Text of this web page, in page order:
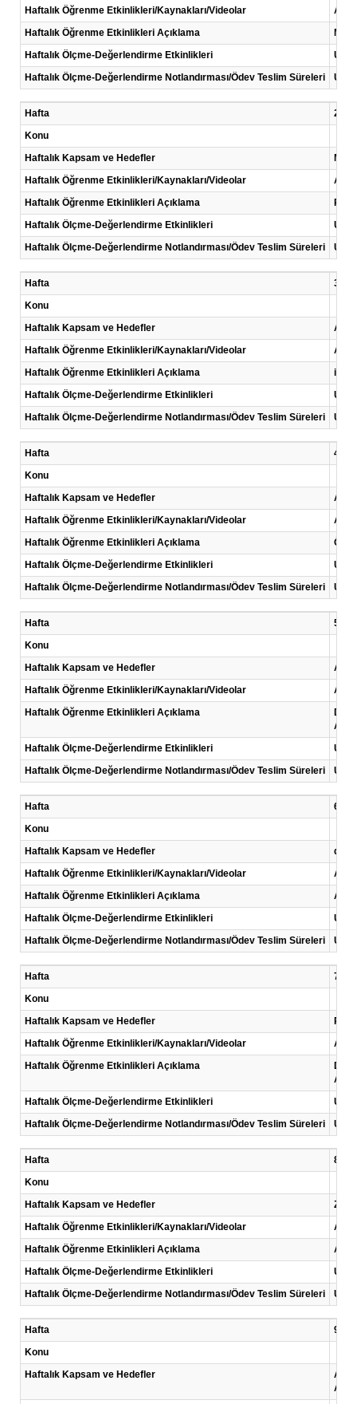
Haftalık Öğrenme Etkinlikleri/Kaynakları/Videolar
Haftalık Öğrenme Etkinlikleri Açıklama
Haftalık Ölçme-Değerlendirme Etkinlikleri
Haftalık Ölçme-Değerlendirme Notlandırması/Ödev Teslim Süreleri
Hafta
2
Konu
Haftalık Kapsam ve Hedefler
Haftalık Öğrenme Etkinlikleri/Kaynakları/Videolar
Haftalık Öğrenme Etkinlikleri Açıklama
PIC
Haftalık Ölçme-Değerlendirme Etkinlikleri
Haftalık Ölçme-Değerlendirme Notlandırması/Ödev Teslim Süreleri
Hafta
3
Konu
Haftalık Kapsam ve Hedefler
Haftalık Öğrenme Etkinlikleri/Kaynakları/Videolar
Haftalık Öğrenme Etkinlikleri Açıklama
iç ve
Haftalık Ölçme-Değerlendirme Etkinlikleri
Haftalık Ölçme-Değerlendirme Notlandırması/Ödev Teslim Süreleri
Hafta
4
Konu
Haftalık Kapsam ve Hedefler
Haftalık Öğrenme Etkinlikleri/Kaynakları/Videolar
Haftalık Öğrenme Etkinlikleri Açıklama
Özel
Haftalık Ölçme-Değerlendirme Etkinlikleri
Haftalık Ölçme-Değerlendirme Notlandırması/Ödev Teslim Süreleri
Hafta
5
Konu
Haftalık Kapsam ve Hedefler
Haftalık Öğrenme Etkinlikleri/Kaynakları/Videolar
Haftalık Öğrenme Etkinlikleri Açıklama
Haftalık Ölçme-Değerlendirme Etkinlikleri
Haftalık Ölçme-Değerlendirme Notlandırması/Ödev Teslim Süreleri
Hafta
6
Konu
Haftalık Kapsam ve Hedefler
Haftalık Öğrenme Etkinlikleri/Kaynakları/Videolar
Haftalık Öğrenme Etkinlikleri Açıklama
Haftalık Ölçme-Değerlendirme Etkinlikleri
Haftalık Ölçme-Değerlendirme Notlandırması/Ödev Teslim Süreleri
Hafta
7
Konu
Haftalık Kapsam ve Hedefler
Haftalık Öğrenme Etkinlikleri/Kaynakları/Videolar
Haftalık Öğrenme Etkinlikleri Açıklama
Haftalık Ölçme-Değerlendirme Etkinlikleri
Haftalık Ölçme-Değerlendirme Notlandırması/Ödev Teslim Süreleri
Hafta
8
Konu
Haftalık Kapsam ve Hedefler
Haftalık Öğrenme Etkinlikleri/Kaynakları/Videolar
Haftalık Öğrenme Etkinlikleri Açıklama
Haftalık Ölçme-Değerlendirme Etkinlikleri
Haftalık Ölçme-Değerlendirme Notlandırması/Ödev Teslim Süreleri
Hafta
9
Konu
Haftalık Kapsam ve Hedefler